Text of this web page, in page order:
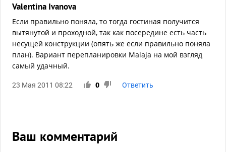
Valentina Ivanova
Если правильно поняла, то тогда гостиная получится
вытянутой и проходной, так как посередине есть часть
несущей конструкции (опять же если правильно поняла
план). Вариант перепланировки Malaja на мой взгляд
самый удачный.
23 Мая 2011 08:22 0 Ответить
Ваш комментарий